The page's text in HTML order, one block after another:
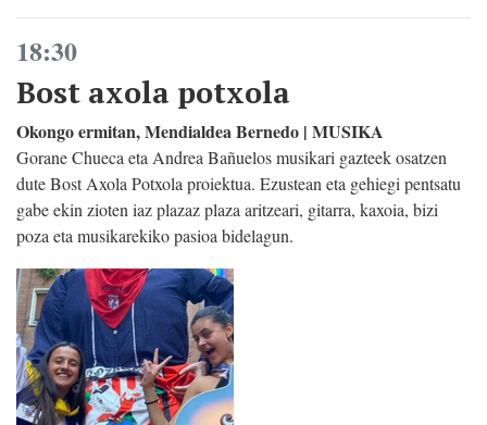
18:30
Bost axola potxola
Okongo ermitan, Mendialdea Bernedo | MUSIKA
Gorane Chueca eta Andrea Bañuelos musikari gazteek osatzen
dute Bost Axola Potxola proiektua. Ezustean eta gehiegi pentsatu
gabe ekin zioten iaz plazaz plaza aritzeari, gitarra, kaxoia, bizi
poza eta musikarekiko pasioa bidelagun.